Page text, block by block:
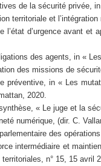
de la sécurité privée,
territoriale et
l’état d’urgence avant
des agents , in «
des missions de
préventive, in « Les
2020.
« Le juge et la
numérique, (dir. C.
parlementaire des
intermédiaire et
n° 15, 15 avril